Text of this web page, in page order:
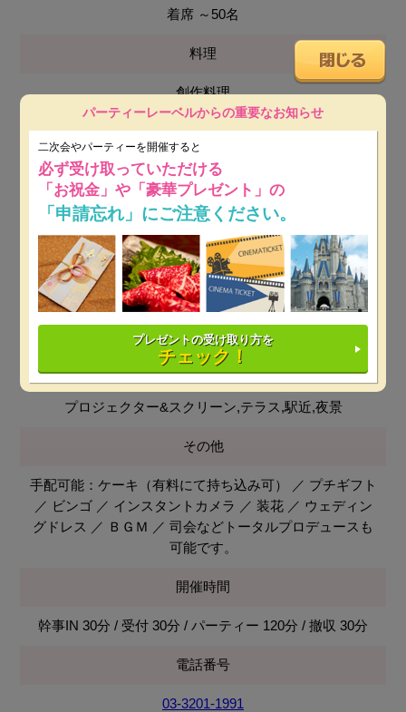
着席 ～50名
料理
創作料理
会場使用料
無料
最低保証料
平日：30万円～※ 開催日時によっては保証料が変動しま
す。
土日祝：30万円～※ 開催日時によっては保証料が変動し
ます。
設備
プロジェクター&スクリーン,テラス,駅近,夜景
その他
手配可能：ケーキ（有料にて持ち込み可） ／ プチギフト
／ ビンゴ ／ インスタントカメラ ／ 装花 ／ ウェディン
グドレス ／ ＢＧＭ ／ 司会などトータルプロデュースも
可能です。
開催時間
幹事IN 30分 / 受付 30分 / パーティー 120分 / 撤収 30分
電話番号
03-3201-1991
パーティーレーベルからの重要なお知らせ
二次会やパーティーを開催すると
必ず受け取っていただける
「お祝金」や「豪華プレゼント」の
「申請忘れ」にご注意ください。
プレゼントの受け取り方を
チェック！